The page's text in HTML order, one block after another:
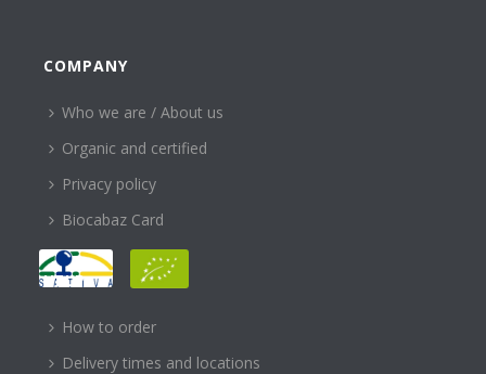
COMPANY
Who we are / About us
Organic and certified
Privacy policy
Biocabaz Card
HELP
How to order
Delivery times and locations